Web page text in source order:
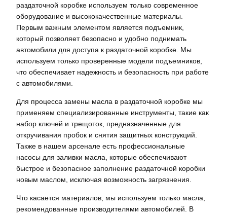
раздаточной коробке используем только современное
оборудование и высококачественные материалы.
Первым важным элементом является подъемник,
который позволяет безопасно и удобно поднимать
автомобили для доступа к раздаточной коробке. Мы
используем только проверенные модели подъемников,
что обеспечивает надежность и безопасность при работе
с автомобилями.
Для процесса замены масла в раздаточной коробке мы
применяем специализированные инструменты, такие как
набор ключей и трещоток, предназначенные для
откручивания пробок и снятия защитных конструкций.
Также в нашем арсенале есть профессиональные
насосы для заливки масла, которые обеспечивают
быстрое и безопасное заполнение раздаточной коробки
новым маслом, исключая возможность загрязнения.
Что касается материалов, мы используем только масла,
рекомендованные производителями автомобилей. В